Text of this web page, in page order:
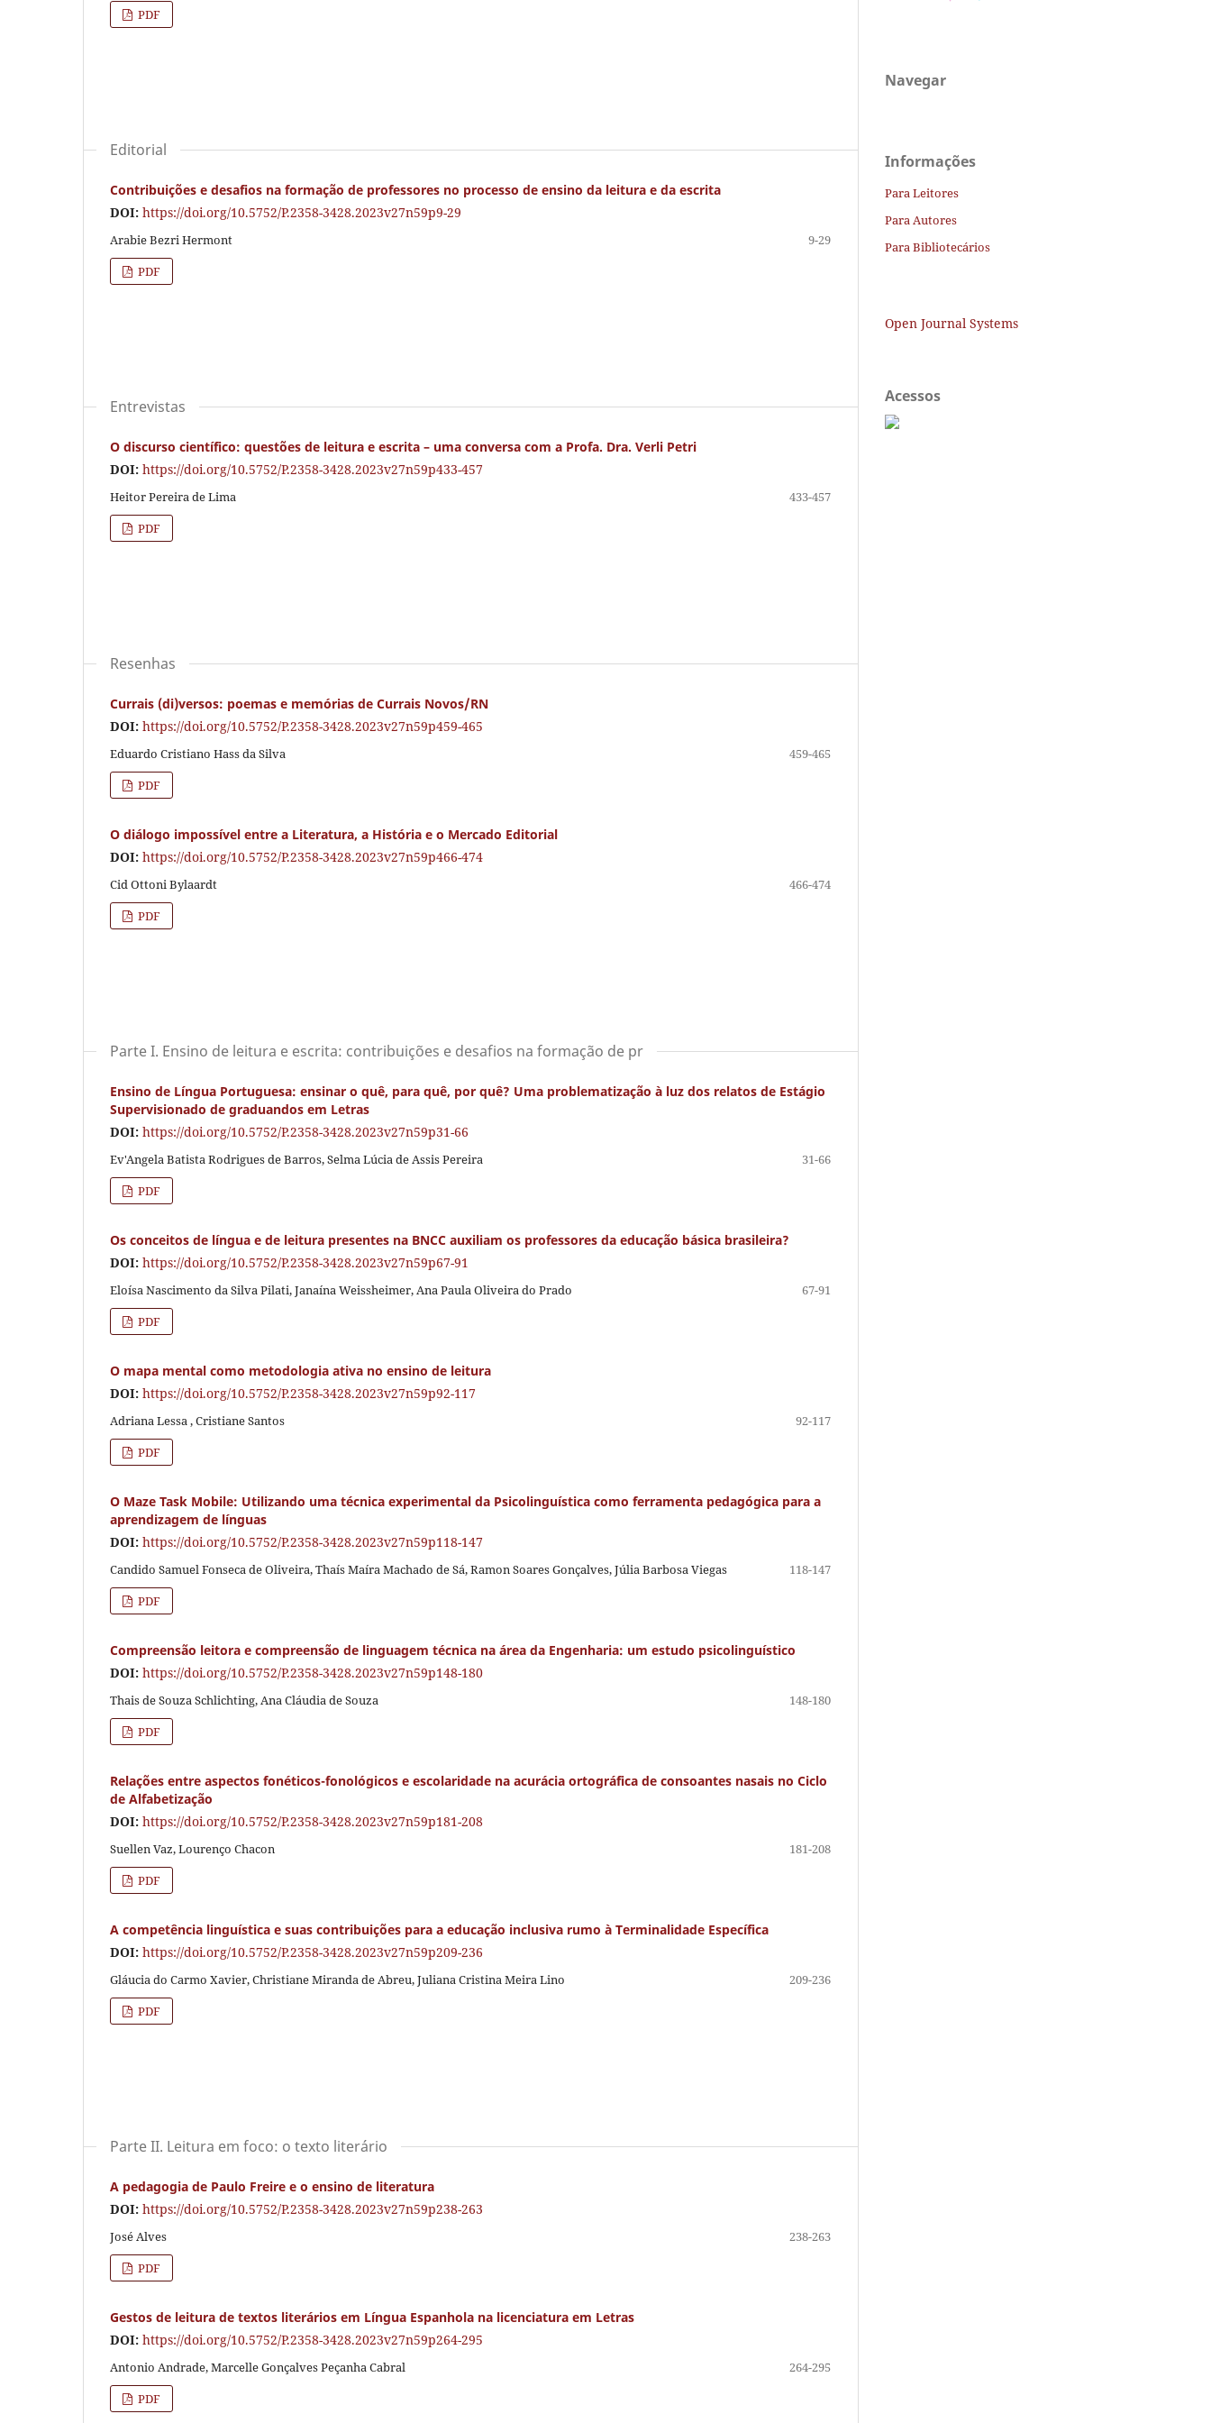
PDF
Editorial
Contribuições e desafios na formação de professores no processo de ensino da leitura e da escrita
DOI: https://doi.org/10.5752/P.2358-3428.2023v27n59p9-29
Arabie Bezri Hermont
9-29
PDF
Entrevistas
O discurso científico: questões de leitura e escrita – uma conversa com a Profa. Dra. Verli Petri
DOI: https://doi.org/10.5752/P.2358-3428.2023v27n59p433-457
Heitor Pereira de Lima
433-457
PDF
Resenhas
Currais (di)versos: poemas e memórias de Currais Novos/RN
DOI: https://doi.org/10.5752/P.2358-3428.2023v27n59p459-465
Eduardo Cristiano Hass da Silva
459-465
PDF
O diálogo impossível entre a Literatura, a História e o Mercado Editorial
DOI: https://doi.org/10.5752/P.2358-3428.2023v27n59p466-474
Cid Ottoni Bylaardt
466-474
PDF
Parte I. Ensino de leitura e escrita: contribuições e desafios na formação de pr
Ensino de Língua Portuguesa: ensinar o quê, para quê, por quê? Uma problematização à luz dos relatos de Estágio
Supervisionado de graduandos em Letras
DOI: https://doi.org/10.5752/P.2358-3428.2023v27n59p31-66
Ev'Angela Batista Rodrigues de Barros, Selma Lúcia de Assis Pereira
31-66
PDF
Os conceitos de língua e de leitura presentes na BNCC auxiliam os professores da educação básica brasileira?
DOI: https://doi.org/10.5752/P.2358-3428.2023v27n59p67-91
Eloísa Nascimento da Silva Pilati, Janaína Weissheimer, Ana Paula Oliveira do Prado
67-91
PDF
O mapa mental como metodologia ativa no ensino de leitura
DOI: https://doi.org/10.5752/P.2358-3428.2023v27n59p92-117
Adriana Lessa , Cristiane Santos
92-117
PDF
O Maze Task Mobile: Utilizando uma técnica experimental da Psicolinguística como ferramenta pedagógica para a
aprendizagem de línguas
DOI: https://doi.org/10.5752/P.2358-3428.2023v27n59p118-147
Candido Samuel Fonseca de Oliveira, Thaís Maíra Machado de Sá, Ramon Soares Gonçalves, Júlia Barbosa Viegas
118-147
PDF
Compreensão leitora e compreensão de linguagem técnica na área da Engenharia: um estudo psicolinguístico
DOI: https://doi.org/10.5752/P.2358-3428.2023v27n59p148-180
Thais de Souza Schlichting, Ana Cláudia de Souza
148-180
PDF
Relações entre aspectos fonéticos-fonológicos e escolaridade na acurácia ortográfica de consoantes nasais no Ciclo
de Alfabetização
DOI: https://doi.org/10.5752/P.2358-3428.2023v27n59p181-208
Suellen Vaz, Lourenço Chacon
181-208
PDF
A competência linguística e suas contribuições para a educação inclusiva rumo à Terminalidade Específica
DOI: https://doi.org/10.5752/P.2358-3428.2023v27n59p209-236
Gláucia do Carmo Xavier, Christiane Miranda de Abreu, Juliana Cristina Meira Lino
209-236
PDF
Parte II. Leitura em foco: o texto literário
A pedagogia de Paulo Freire e o ensino de literatura
DOI: https://doi.org/10.5752/P.2358-3428.2023v27n59p238-263
José Alves
238-263
PDF
Gestos de leitura de textos literários em Língua Espanhola na licenciatura em Letras
DOI: https://doi.org/10.5752/P.2358-3428.2023v27n59p264-295
Antonio Andrade, Marcelle Gonçalves Peçanha Cabral
264-295
PDF
Navegar
Informações
Para Leitores
Para Autores
Para Bibliotecários
Open Journal Systems
Acessos